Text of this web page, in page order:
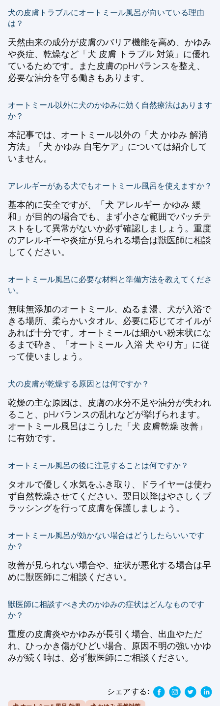
犬の皮膚トラブルにオートミール風呂が向いている理由
は？
天然由来の成分が皮膚のバリア機能を高め、かゆみ
や炎症、乾燥など「犬 皮膚 トラブル 対策」に優れ
ているためです。また皮膚のpHバランスを整え、
必要な油分を守る働きもあります。
オートミール以外に犬のかゆみに効く自然療法はあります
か？
本記事では、オートミール以外の「犬 かゆみ 解消
方法」「犬 かゆみ 自宅ケア」については紹介して
いません。
アレルギーがある犬でもオートミール風呂を使えますか？
基本的に安全ですが、「犬 アレルギー かゆみ 緩
和」が目的の場合でも、まず小さな範囲でパッチテ
ストをして異常がないか必ず確認しましょう。重度
のアレルギーや炎症が見られる場合は獣医師に相談
してください。
オートミール風呂に必要な材料と準備方法を教えてくださ
い。
無味無添加のオートミール、ぬるま湯、犬が入浴で
きる場所、柔らかいタオル、必要に応じてオイルが
あれば十分です。オートミールは細かい粉末状にな
るまで砕き、「オートミール 入浴 犬 やり方」に従
って使いましょう。
犬の皮膚が乾燥する原因とは何ですか？
乾燥の主な原因は、皮膚の水分不足や油分が失われ
ること、pHバランスの乱れなどが挙げられます。
オートミール風呂はこうした「犬 皮膚乾燥 改善」
に有効です。
オートミール風呂の後に注意することは何ですか？
タオルで優しく水気をふき取り、ドライヤーは使わ
ず自然乾燥させてください。翌日以降はやさしくブ
ラッシングを行って皮膚を保護しましょう。
オートミール風呂が効かない場合はどうしたらいいです
か？
改善が見られない場合や、症状が悪化する場合は早
めに獣医師にご相談ください。
獣医師に相談すべき犬のかゆみの症状はどんなものです
か？
重度の皮膚炎やかゆみが長引く場合、出血やただ
れ、ひっかき傷がひどい場合、原因不明の強いかゆ
みが続く時は、必ず獣医師にご相談ください。
シェアする: